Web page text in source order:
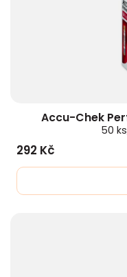
Accu-Chek
50
292 Kč